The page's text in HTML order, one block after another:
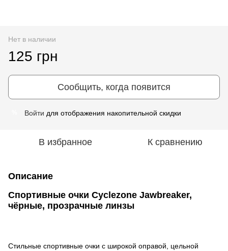
Нет в наличии
125 грн
Сообщить, когда появится
Войти для отображения накопительной скидки
В избранное К сравнению
Описание
Спортивные очки Cyclezone Jawbreaker,
чёрные, прозрачные линзы
Стильные спортивные очки с широкой оправой, цельной